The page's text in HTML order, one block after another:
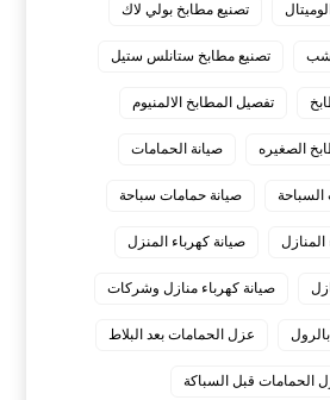
تصنيع مطابخ بولي لاك
تصنيع مطابخ ستانلس ستيل
تفصيل المطابخ الالمنيوم
الصغيره صيانة الحمامات
السباحة صيانة حمامات سباحة
المنازل صيانة كهرباء المنزل
صيانة كهرباء منازل وشركات
عزل الحمامات بعد البلاط
الحمامات قبل السباكة